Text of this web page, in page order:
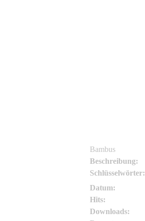
Bambus
Beschreibung:
Schlüsselwörter:
Datum:
Hits:
Downloads: